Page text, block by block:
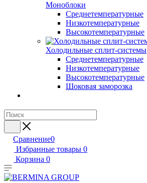
Моноблоки
Среднетемпературные
Низкотемпературные
Высокотемпературные
Холодильные сплит-системы
Среднетемпературные
Низкотемпературные
Высокотемпературные
Шоковая заморозка
Сравнение0
Избранные товары 0
Корзина 0